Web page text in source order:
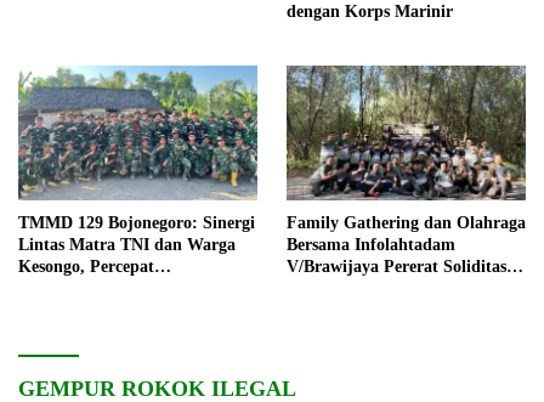
dengan Korps Marinir
TMMD 129 Bojonegoro: Sinergi
Lintas Matra TNI dan Warga
Kesongo, Percepat
Family Gathering dan Olahraga
Bersama Infolahtadam
V/Brawijaya Pererat Soliditas
GEMPUR ROKOK ILEGAL